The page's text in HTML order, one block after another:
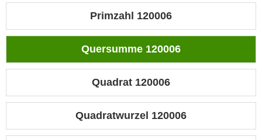
Primzahl 120006
Quersumme 120006
Quadrat 120006
Quadratwurzel 120006